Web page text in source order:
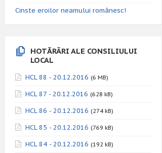
Cinste eroilor neamului românesc!
HOTĂRÂRI ALE CONSILIULUI
LOCAL
HCL 88 - 20.12.2016 (6 MB)
HCL 87 - 20.12.2016 (628 kB)
HCL 86 - 20.12.2016 (274 kB)
HCL 85 - 20.12.2016 (769 kB)
HCL 84 - 20.12.2016 (192 kB)